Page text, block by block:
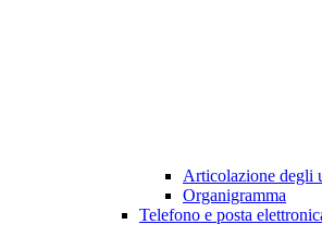
Articolazione degli
Organigramma
Telefono e posta